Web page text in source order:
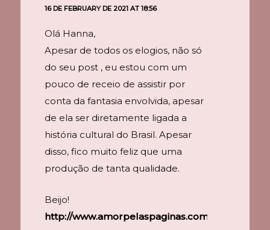
16 DE FEBRUARY DE 2021 AT 18:56
Olá Hanna,
Apesar de todos os elogios, não só
do seu post , eu estou com um
pouco de receio de assistir por
conta da fantasia envolvida, apesar
de ela ser diretamente ligada a
história cultural do Brasil. Apesar
disso, fico muito feliz que uma
produção de tanta qualidade.
Beijo!
http://www.amorpelaspaginas.com